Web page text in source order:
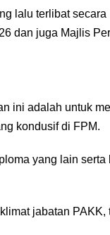
lalu terlibat
dan juga Majlis
ini adalah untuk
kondusif di FPM.
yang lain
jabatan